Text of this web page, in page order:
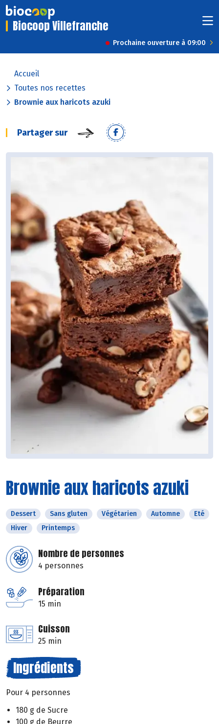
Biocoop Villefranche
Prochaine ouverture à 09:00
Accueil
Toutes nos recettes
Brownie aux haricots azuki
Partager sur
Brownie aux haricots azuki
Dessert Sans gluten Végétarien Automne
Eté
Hiver
Printemps
Nombre de personnes
4 personnes
Préparation
15 min
Cuisson
25 min
Ingrédients
Pour 4 personnes
180 g de Sucre
100 g de Beurre